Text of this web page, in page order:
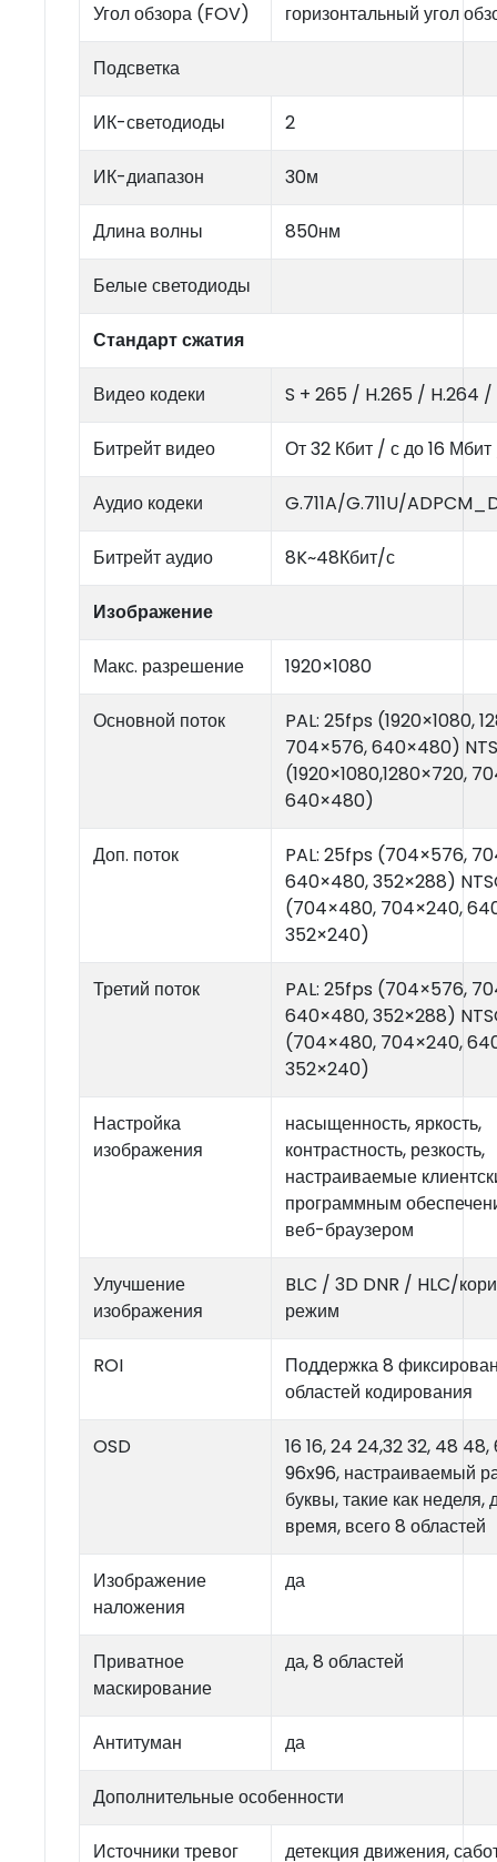
Угол обзора (FOV) горизонтальный угол
Подсветка
ИК-светодиоды 2
ИК-диапазон 30м
Длина волны 850нм
Белые светодиоды
Стандарт сжатия
Видео кодеки S + 265 / H.265 / H.264
Битрейт видео От 32 Кбит / с до 16
Аудио кодеки G.711A/G.711U/
Битрейт аудио 8K~48Кбит/с
Изображение
Макс. разрешение 1920×1080
Основной поток
PAL: 25fps (1920×1080,
704×576, 640×480)
(1920×1080,1280×720,
640×480)
Доп. поток
PAL: 25fps (704×576,
640×480, 352×288)
(704×480, 704×240,
352×240)
Третий поток
PAL: 25fps (704×576,
640×480, 352×288)
(704×480, 704×240,
352×240)
Настройка
изображения
насыщенность, яркость,
контрастность, резкость,
настраиваемые
программным
веб-браузером
Улучшение
изображения
BLC / 3D DNR / HLC/
режим
ROI
Поддержка 8
областей кодирования
OSD
16 16, 24 24,32 32, 48
96x96, настраиваемый
буквы, такие как неделя,
время, всего 8 областей
Изображение
наложения
да
Приватное
маскирование
да, 8 областей
Антитуман да
Дополнительные особенности
Источники тревог детекция движения,